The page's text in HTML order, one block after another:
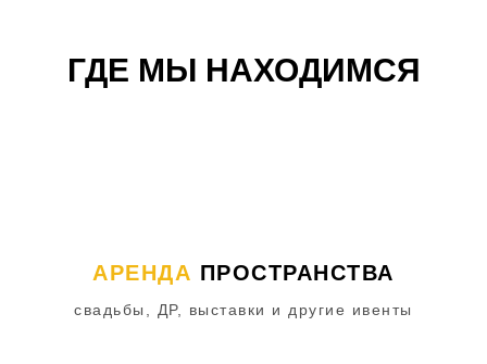
ГДЕ МЫ НАХОДИМСЯ
АРЕНДА ПРОСТРАНСТВА
свадьбы, ДР, выставки и другие ивенты